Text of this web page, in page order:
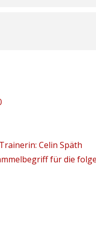
Celin Späth
für die